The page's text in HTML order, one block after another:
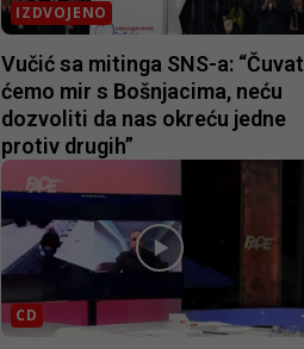
IZDVOJENO
Vučić sa mitinga SNS-a: “Čuvat
ćemo mir s Bošnjacima, neću
dozvoliti da nas okreću jedne
protiv drugih”
CD